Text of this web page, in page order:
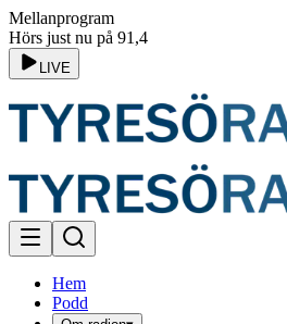
Mellanprogram
Hörs just nu på 91,4
LIVE
Hem
Podd